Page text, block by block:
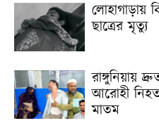
লোহাগাড়ায়
ছাত্রের মৃত্যু
রাঙ্গুনিয়ায়
আরোহী
মাতম